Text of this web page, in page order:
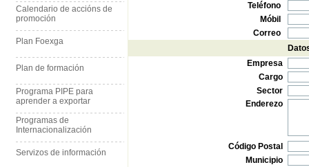
Calendario de accións de
promoción
Plan Foexga
Plan de formación
Programa PIPE para
aprender a exportar
Programas de
Internacionalización
Servizos de información
Teléfono
Móbil
Correo
Empresa
Cargo
Sector
Enderezo
Código Postal
Municipio